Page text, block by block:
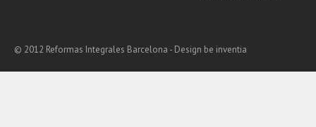
© 2012 Reformas Integrales Barcelona - Design be inventia